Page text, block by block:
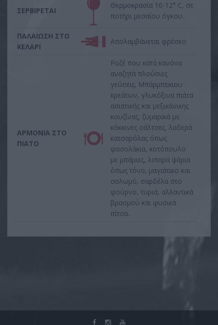
ΣΕΡΒIΡΕΤΑΙ
Θερμοκρασία 10-12° C, σε
ποτήρι μεσαίου όγκου.
ΠΑΛΑIΩΣΗ ΣΤΟ
ΚΕΛAΡΙ
Aπολαμβάνεται φρέσκο
ΑΡΜΟΝIΑ ΣΤΟ
ΠΙAΤΟ
Ροζέ που κατά κανόνα
αναζητά πλούσιες
γεύσεις. Μπάρμπεκιου
κρεάτων, γλυκόξινα πιάτα
ασιατικής και μεξικάνικης
κουζίνας, ζυμαρικά με
κόκκινες σάλτσες, λαδερά
κατσαρόλας όπως
φασολάκια, κοτόπουλο
με μπάμιες, λιπαρά ψάρια
όπως τόνο, μαγιάτικο και
σολωμό, σαρδέλα στο
φούρνο, τυριά, αλλαντικά
βρασμού και φυσικά
πίτσα.